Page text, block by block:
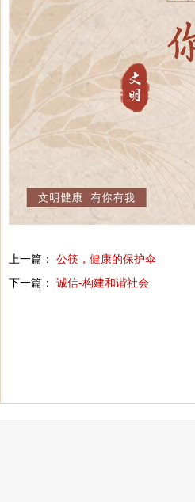
上一篇： 公筷，健康的保护伞
下一篇： 诚信-构建和谐社会